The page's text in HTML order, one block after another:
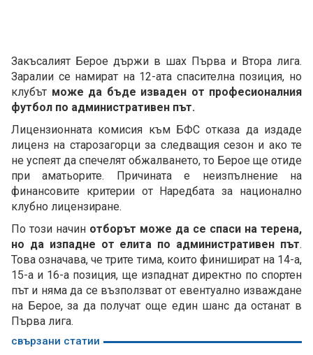
Закъсалият Берое държи в шах Първа и Втора лига.
Заралии се намират на 12-ата спасителна позиция, но
клубът може да бъде изваден от професионалния
футбол по административен път.
Лицензионната комисия към БФС отказа да издаде
лиценз на старозагорци за следващия сезон и ако те
не успеят да спечелят обжалването, то Берое ще отиде
при аматьорите. Причината е неизпълнение на
финансовите критерии от Наредбата за национално
клубно лицензиране.
По този начин отборът може да се спаси на терена,
но да изпадне от елита по административен път.
Това означава, че трите тима, които финишират на 14-а,
15-а и 16-а позиция, ще изпаднат директно по спортен
път и няма да се възползват от евентуално изваждане
на Берое, за да получат още един шанс да останат в
Първа лига.
свързани статии